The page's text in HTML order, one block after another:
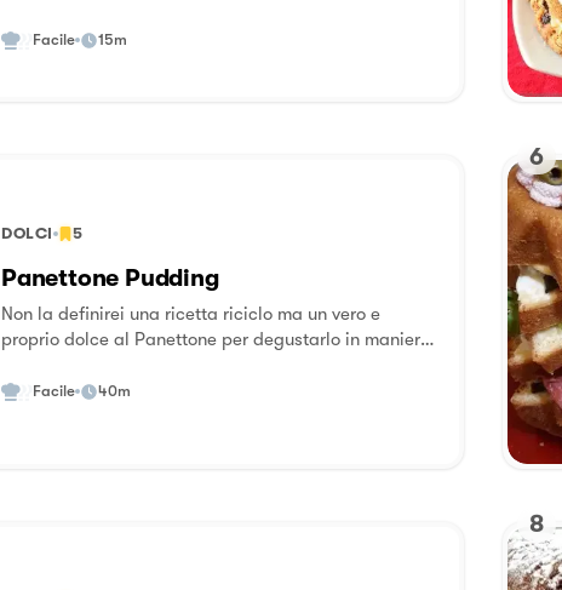
Facile 15m
DOLCI 5
Panettone Pudding
Non la definirei una ricetta riciclo ma un vero e
proprio dolce al Panettone per degustarlo in maniera
Pandoro. Questa è una ricetta di Jamie Oliver che
Facile 40m
6
8